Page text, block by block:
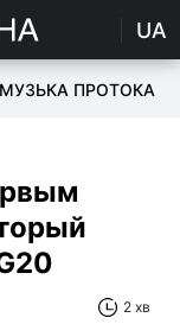
UA
ПРОТОКА
2 хв